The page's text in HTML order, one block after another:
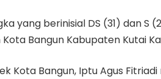
yang berinisial DS (31) dan S
Bangun Kabupaten Kutai
Kota Bangun, Iptu Agus